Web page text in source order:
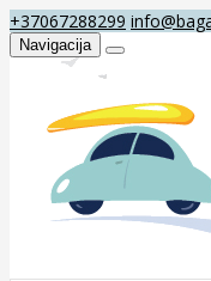
+37067288299
Navigacija